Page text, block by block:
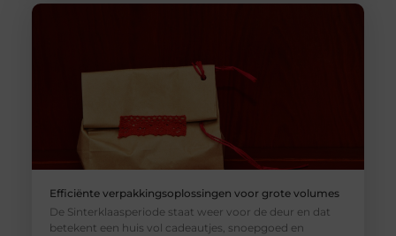
Efficiënte verpakkingsoplossingen voor grote volumes
De Sinterklaasperiode staat weer voor de deur en dat
betekent een huis vol cadeautjes, snoepgoed en